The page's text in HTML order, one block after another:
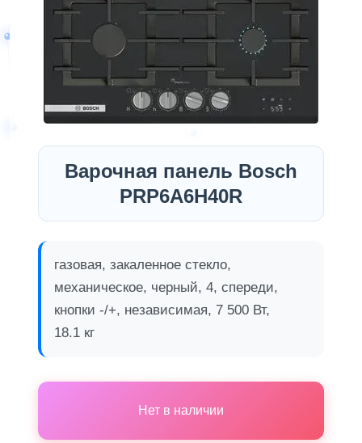
Варочная панель Bosch
PRP6A6H40R
газовая, закаленное стекло,
механическое, черный, 4, спереди,
кнопки -/+, независимая, 7 500 Вт,
18.1 кг
Нет в наличии